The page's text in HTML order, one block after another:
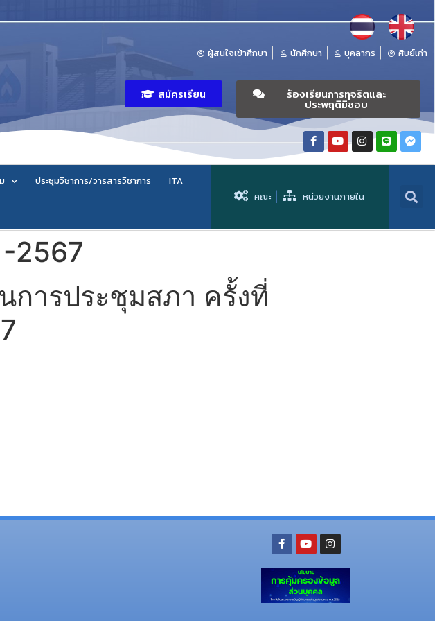
ผู้สนใจเข้าศึกษา นักศึกษา บุคลากร ศิษย์เก่า
สมัครเรียน ร้องเรียนการทุจริตและ
ประพฤติมิชอบ
ประชุมวิชาการ/วารสารวิชาการ ITA
คณะ หน่วยงานภายใน
2567
การประชุมสภา ครั้งที่